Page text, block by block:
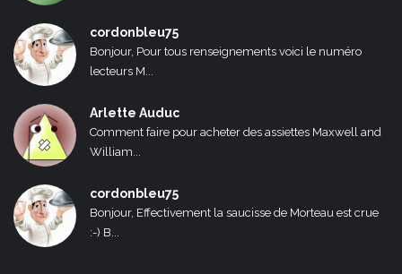
cordonbleu75
Bonjour, Pour tous renseignements voici le numéro
lecteurs M...
Arlette Auduc
Comment faire pour acheter des assiettes Maxwell and
William...
cordonbleu75
Bonjour, Effectivement la saucisse de Morteau est crue
:-) B...